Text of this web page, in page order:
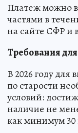
Платеж можно
частями в
на сайте СФР и
Требования
В 2026 году
по старости
условий:
наличие не
как минимум